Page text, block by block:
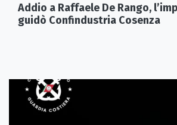
Addio a Raffaele De Rango,
guidò Confindustria Cosenza